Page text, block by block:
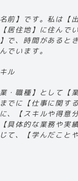
前】です。私は【
居住地】に住んで
で、時間があると
でいます。​
ル​
・職種】として【
でに【仕事に関す
、【スキルや得意
具体的な業務や実
て、【学んだこと